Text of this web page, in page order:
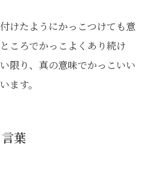
けたようにかっこつけても意
ころでかっこよくあり続け
限り、真の意味でかっこいい
ます。
葉